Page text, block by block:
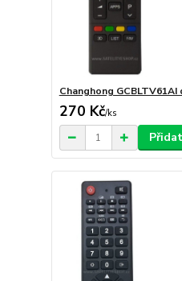
Changhong
270 Kč/ks